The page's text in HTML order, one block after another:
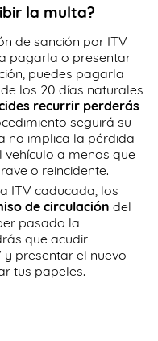
la multa?
de sanción por ITV
pagarla o presentar
puedes pagarla
los 20 días naturales
recurrir perderás
seguirá su
no implica la pérdida
vehículo a menos que
o reincidente.
ITV caducada, los
de circulación del
pasado la
que acudir
presentar el nuevo
tus papeles.